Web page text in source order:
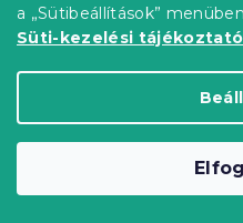
a „Sütibeállítások”
Süti-kezelési